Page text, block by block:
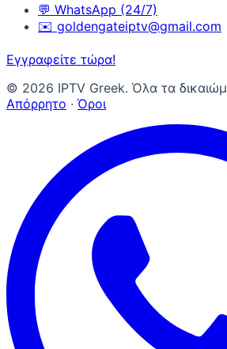
💬 WhatsApp (24/7)
✉️ goldengateiptv@gmail.com
Εγγραφείτε τώρα!
© 2026 IPTV Greek. Όλα τα
Απόρρητο · Όροι